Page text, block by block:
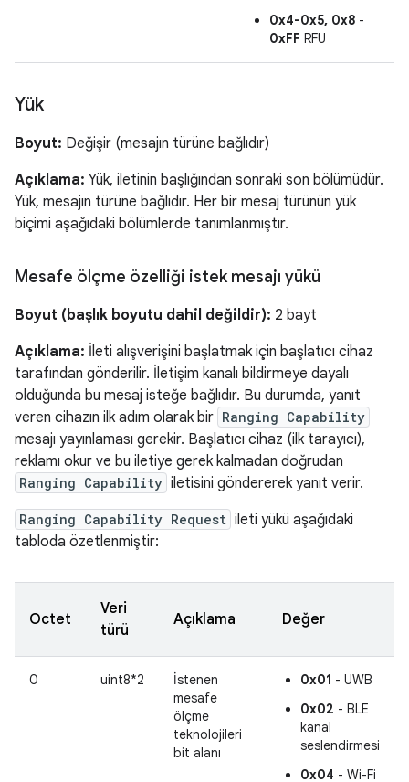
0x4-0x5, 0x8 -
0xFF RFU
Yük
Boyut: Değişir (mesajın türüne bağlıdır)
Açıklama: Yük, iletinin başlığından sonraki son bölümüdür.
Yük, mesajın türüne bağlıdır. Her bir mesaj türünün yük
biçimi aşağıdaki bölümlerde tanımlanmıştır.
Mesafe ölçme özelliği istek mesajı yükü
Boyut (başlık boyutu dahil değildir): 2 bayt
Açıklama: İleti alışverişini başlatmak için başlatıcı cihaz
tarafından gönderilir. İletişim kanalı bildirmeye dayalı
olduğunda bu mesaj isteğe bağlıdır. Bu durumda, yanıt
veren cihazın ilk adım olarak bir Ranging Capability
mesajı yayınlaması gerekir. Başlatıcı cihaz (ilk tarayıcı),
reklamı okur ve bu iletiye gerek kalmadan doğrudan
Ranging Capability iletisini göndererek yanıt verir.
Ranging Capability Request ileti yükü aşağıdaki
tabloda özetlenmiştir:
Octet
Veri
türü
Açıklama Değer
0 uint8*2
İstenen
mesafe
ölçme
teknolojileri
bit alanı
0x01 - UWB
0x02 - BLE
kanal
seslendirmesi
0x04 - Wi-Fi